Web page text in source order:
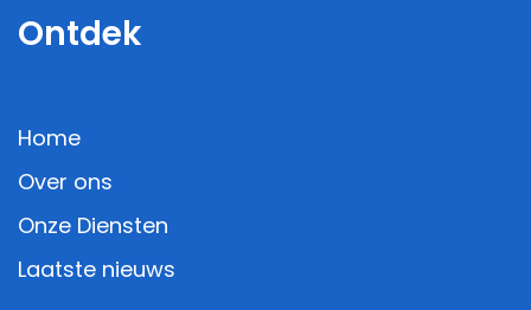
Ontdek
Home
Over ons
Onze Diensten
Laatste nieuws